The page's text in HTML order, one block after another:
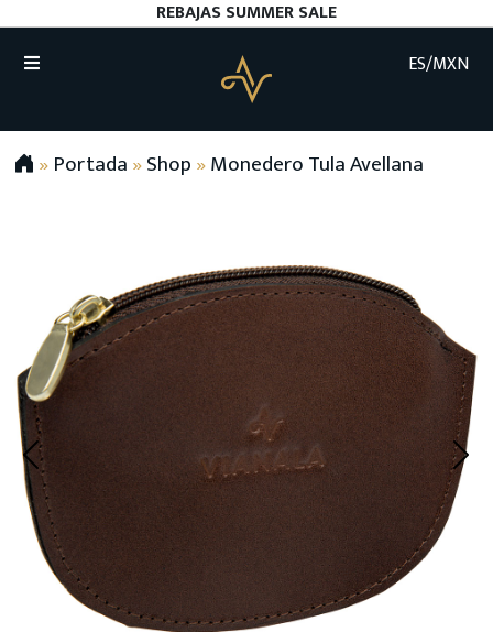
REBAJAS SUMMER SALE
ES/MXN
»Portada»Shop»Monedero Tula Avellana